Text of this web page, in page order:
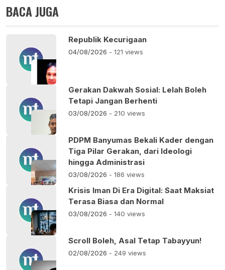
BACA JUGA
Republik Kecurigaan
04/08/2026 - 121 views
Gerakan Dakwah Sosial: Lelah Boleh
Tetapi Jangan Berhenti
03/08/2026 - 210 views
PDPM Banyumas Bekali Kader dengan
Tiga Pilar Gerakan, dari Ideologi
hingga Administrasi
03/08/2026 - 186 views
Krisis Iman Di Era Digital: Saat Maksiat
Terasa Biasa dan Normal
03/08/2026 - 140 views
Scroll Boleh, Asal Tetap Tabayyun!
02/08/2026 - 249 views